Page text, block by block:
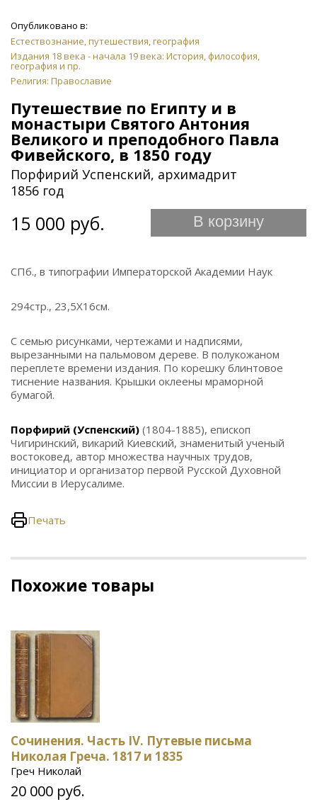
Опубликовано в:
Естествознание, путешествия, география
Издания 18 века - начала 19 века: История, философия,
география и пр.
Религия: Православие
Путешествие по Египту и в
монастыри Святого Антония
Великого и преподобного Павла
Фивейского, в 1850 году
Порфирий Успенский, архимадрит
1856 год
15 000 руб. В корзину
СПб., в типографии Императорской Академии Наук
294стр., 23,5Х16см.
С семью рисунками, чертежами и надписями,
вырезанными на пальмовом дереве. В полукожаном
переплете времени издания. По корешку блинтовое
тиснение названия. Крышки оклеены мраморной
бумагой.
Порфирий (Успенский) (1804-1885), епископ
Чигиринский, викарий Киевский, знаменитый ученый
востоковед, автор множества научных трудов,
инициатор и организатор первой Русской Духовной
Миссии в Иерусалиме.
Печать
Похожие товары
Сочинения. Часть IV. Путевые письма
Николая Греча. 1817 и 1835
Греч Николай
20 000 руб.